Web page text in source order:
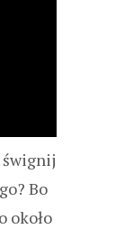
śwignij
Bo
około